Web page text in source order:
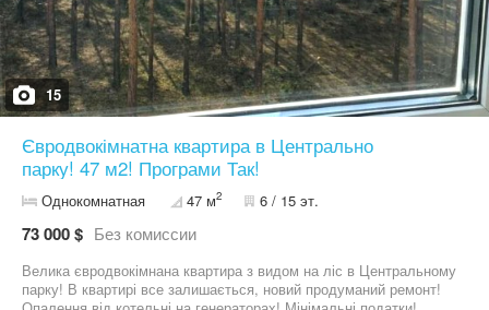
15
Євродвокімнатна квартира в Центрально
парку! 47 м2! Програми Так!
Однокомнатная 47 м2 6 / 15 эт.
73 000 $ Без комиссии
Велика євродвокімнана квартира з видом на ліс в Центральному
парку! В квартирі все залишається, новий продуманий ремонт!